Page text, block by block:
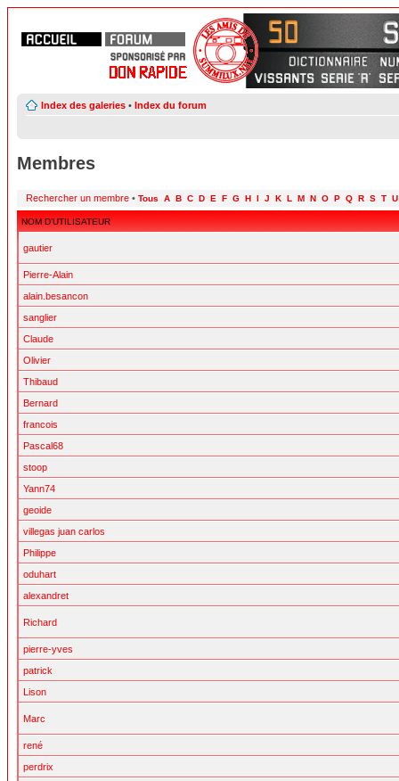
Index des galeries • Index du forum
Membres
Rechercher un membre • Tous A B C D E F G H I J K L M N O P Q R S T U
NOM D’UTILISATEUR
gautier
Pierre-Alain
alain.besancon
sanglier
Claude
Olivier
Thibaud
Bernard
francois
Pascal68
stoop
Yann74
geoide
villegas juan carlos
Philippe
oduhart
alexandret
Richard
pierre-yves
patrick
Lison
Marc
rené
perdrix